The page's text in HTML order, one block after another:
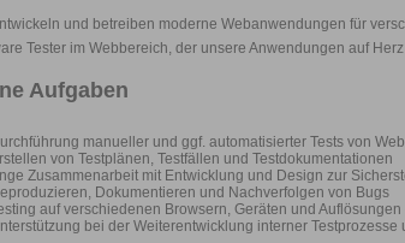
und betreiben moderne Webanwendungen für
Tester im Webbereich, der unsere Anwendungen auf
Aufgaben
manueller und ggf. automatisierter Tests von
von Testplänen, Testfällen und Testdokumentationen
Zusammenarbeit mit Entwicklung und Design zur
Dokumentieren und Nachverfolgen von Bugs
auf verschiedenen Browsern, Geräten und
bei der Weiterentwicklung interner Testprozesse